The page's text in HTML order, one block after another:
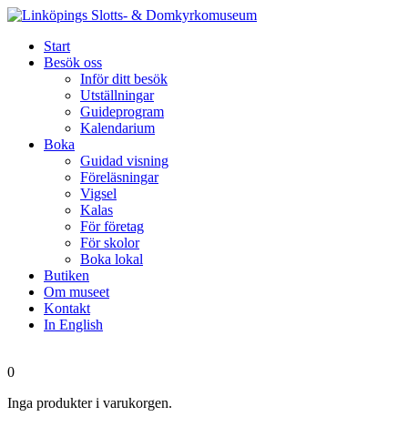
Start
Besök oss
Inför ditt besök
Utställningar
Guideprogram
Kalendarium
Boka
Guidad visning
Föreläsningar
Vigsel
Kalas
För företag
För skolor
Boka lokal
Butiken
Om museet
Kontakt
In English
0
Inga produkter i varukorgen.